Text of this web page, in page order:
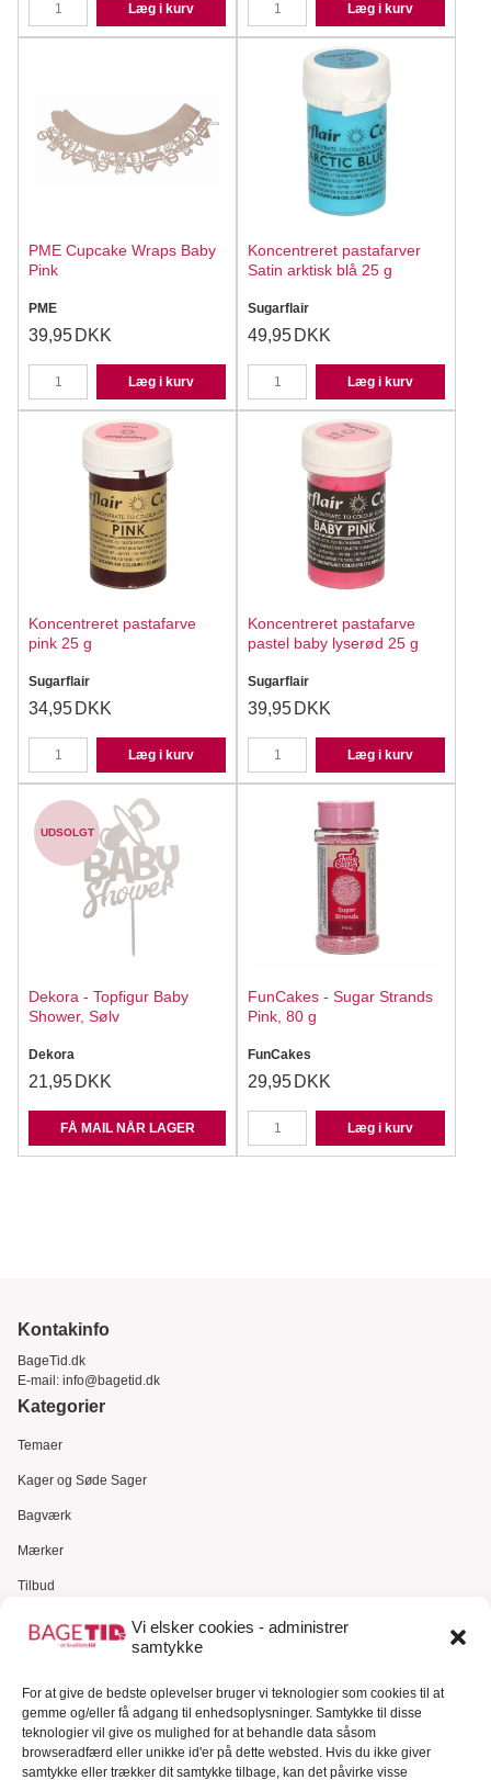
Vi elsker cookies - administrer
samtykke
For at give de bedste oplevelser bruger vi teknologier som cookies til at
gemme og/eller få adgang til enhedsoplysninger. Samtykke til disse
teknologier vil give os mulighed for at behandle data såsom
browseradfærd eller unikke id'er på dette websted. Hvis du ikke giver
samtykke eller trækker dit samtykke tilbage, kan det påvirke visse
Læg i kurv Læg i kurv
PME Cupcake Wraps Baby
Pink
PME
39,95 DKK
Læg i kurv
Koncentreret pastafarver
Satin arktisk blå 25 g
Sugarflair
49,95 DKK
Læg i kurv
Koncentreret pastafarve
pink 25 g
Sugarflair
34,95 DKK
Læg i kurv
Koncentreret pastafarve
pastel baby lyserød 25 g
Sugarflair
39,95 DKK
Læg i kurv
UDSOLGT
Dekora - Topfigur Baby
Shower, Sølv
Dekora
21,95 DKK
FÅ MAIL NÅR LAGER
FunCakes - Sugar Strands
Pink, 80 g
FunCakes
29,95 DKK
Læg i kurv
Kontakinfo
BageTid.dk
E-mail: info@bagetid.dk
Kategorier
Temaer
Kager og Søde Sager
Bagværk
Mærker
Tilbud
Gavekort
Kundeservice
Kundeservice
FAQ – Ofte stillede spørgsmål
Om Bagetid.dk